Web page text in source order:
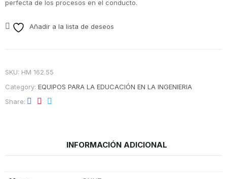
perfecta de los procesos en el conducto.
Añadir a la lista de deseos
SKU: HM 162.55
Category: EQUIPOS PARA LA EDUCACIÓN EN LA INGENIERIA
Share
INFORMACIÓN ADICIONAL